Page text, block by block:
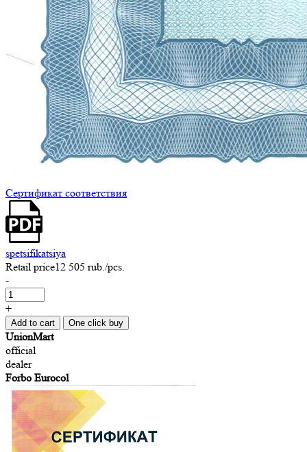
Сертификат соответствия
spetsifikatsiya
Retail price12 505 rub./pcs.
-
+
Add to cart One click buy
UnionMart
official
dealer
Forbo Eurocol